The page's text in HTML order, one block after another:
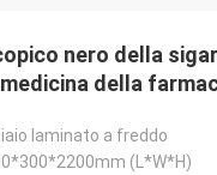
nero della
della
laminato a freddo
(L*W*H)